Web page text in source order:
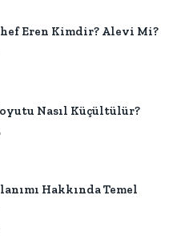
Eren Kimdir? Alevi Mi?
Nasıl Küçültülür?
Hakkında Temel